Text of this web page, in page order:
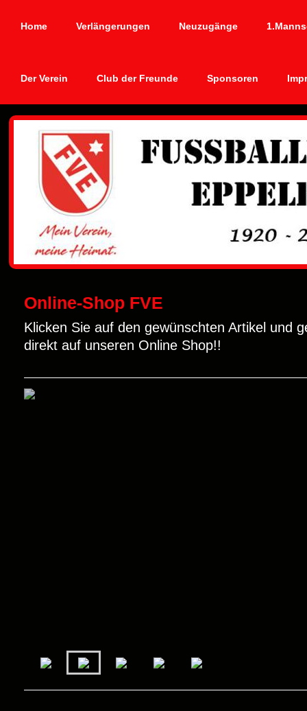
Home Verlängerungen Neuzugänge
Der Verein Club der Freunde Sponsoren
Online-Shop FVE
Klicken Sie auf den gewünschten Artikel und
direkt auf unseren Online Shop!!